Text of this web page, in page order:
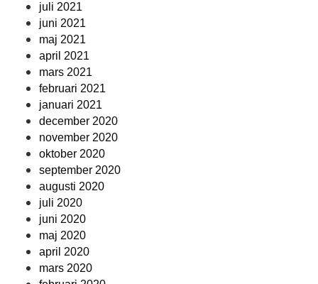
juli 2021
juni 2021
maj 2021
april 2021
mars 2021
februari 2021
januari 2021
december 2020
november 2020
oktober 2020
september 2020
augusti 2020
juli 2020
juni 2020
maj 2020
april 2020
mars 2020